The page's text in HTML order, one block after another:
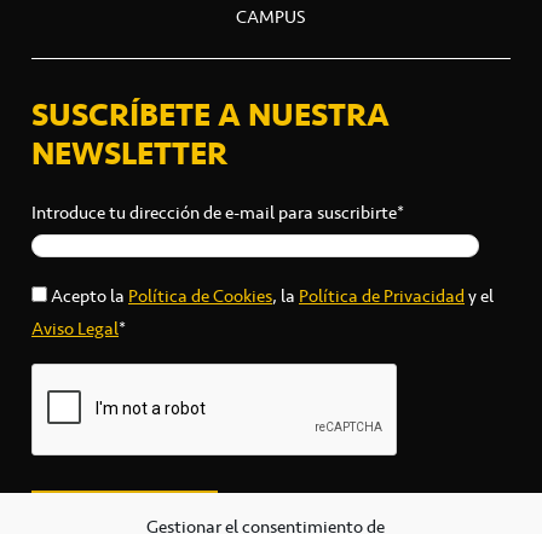
Gestionar el consentimiento de
CAMPUS
SUSCRÍBETE A NUESTRA
NEWSLETTER
Introduce tu dirección de e-mail para suscribirte*
Acepto laPolítica de Cookies, laPolítica de Privacidady el
Aviso Legal*